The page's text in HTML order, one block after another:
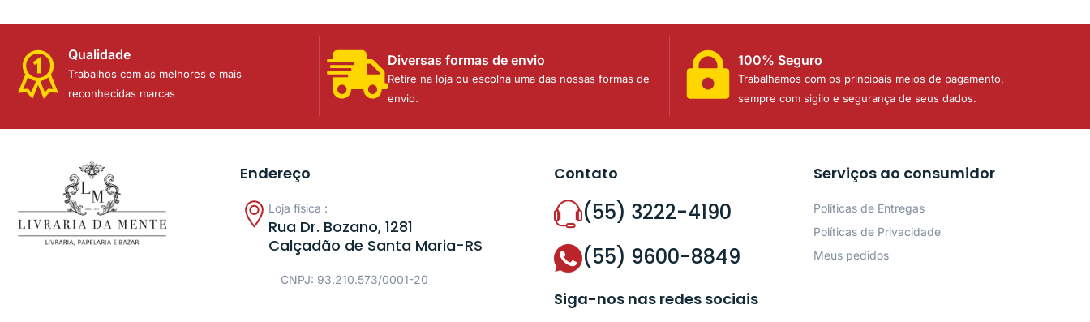
Qualidade
Trabalhos com as melhores e mais
reconhecidas marcas
Diversas formas de envio
Retire na loja ou escolha uma das nossas formas de
envio.
100% Seguro
Trabalhamos com os principais meios de pagamento,
sempre com sigilo e segurança de seus dados.
Endereço
Loja física :
Rua Dr. Bozano, 1281
Calçadão de Santa Maria-RS
CNPJ: 93.210.573/0001-20
Contato
(55) 3222-4190
(55) 9600-8849
Siga-nos nas redes sociais
Serviços ao consumidor
Políticas de Entregas
Políticas de Privacidade
Meus pedidos